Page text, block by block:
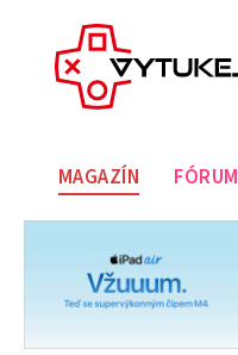
MAGAZÍN FÓRUM